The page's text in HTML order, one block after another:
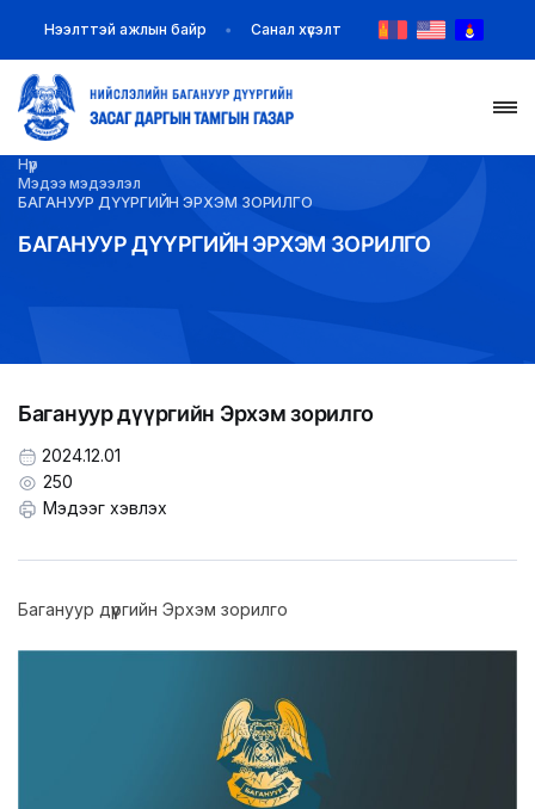
НҮҮР
ТАНИЛЦУУЛГА
ЗАХИРАМЖ ШИЙДВЭР
ИЛ ТОД БАЙДАЛ
Нээлттэй ажлын байр Санал хүсэлт
Нүүр
Мэдээ мэдээлэл
БАГАНУУР ДҮҮРГИЙН ЭРХЭМ ЗОРИЛГО
БАГАНУУР ДҮҮРГИЙН ЭРХЭМ ЗОРИЛГО
Багануур дүүргийн Эрхэм зорилго
2024.12.01
250
Мэдээг хэвлэх
Багануур дүүргийн Эрхэм зорилго